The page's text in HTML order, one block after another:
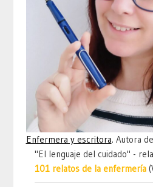
Enfermera y escritora. Autora
"El lenguaje del cuidado" -
101 relatos de la enfermería